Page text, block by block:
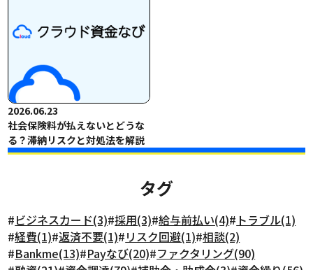
2026.06.23
社会保険料が払えないとどうな
る？滞納リスクと対処法を解説
タグ
#ビジネスカード(3)#採用(3)#給与前払い(4)# トラブル(1)
#経費(1)#返済不要(1)#リスク回避(1)#相談(2)
#Bankme(13)#Payなび(20)#ファクタリング(90)